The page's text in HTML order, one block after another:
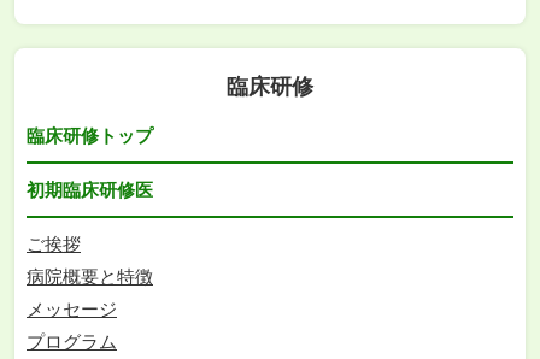
臨床研修
臨床研修トップ
初期臨床研修医
ご挨拶
病院概要と特徴
メッセージ
プログラム